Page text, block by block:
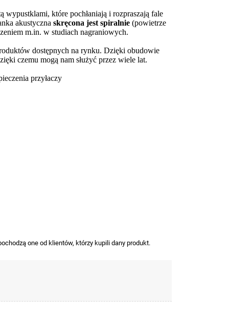
wypustklami, które pochłaniają i rozpraszają fale
akustyczna skręcona jest spiralnie (powietrze
m.in. w studiach nagraniowych.
dostępnych na rynku. Dzięki obudowie
czemu mogą nam służyć przez wiele lat.
przyłaczy
one od klientów, którzy kupili dany produkt.